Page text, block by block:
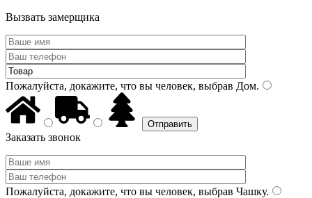
Вызвать замерщика
Пожалуйста, докажите, что вы человек, выбрав Дом.
Заказать звонок
Пожалуйста, докажите, что вы человек, выбрав Чашку.